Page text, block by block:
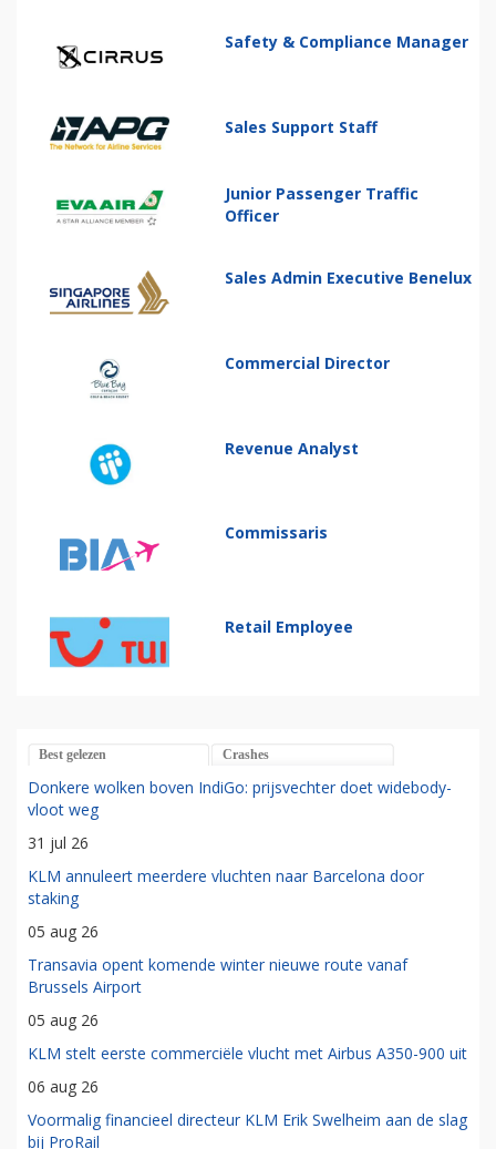
Safety & Compliance Manager
Sales Support Staff
Junior Passenger Traffic
Officer
Sales Admin Executive Benelux
Commercial Director
Revenue Analyst
Commissaris
Retail Employee
Best gelezen Crashes
Donkere wolken boven IndiGo: prijsvechter doet widebody-
vloot weg
31 jul 26
KLM annuleert meerdere vluchten naar Barcelona door
staking
05 aug 26
Transavia opent komende winter nieuwe route vanaf
Brussels Airport
05 aug 26
KLM stelt eerste commerciële vlucht met Airbus A350-900 uit
06 aug 26
Voormalig financieel directeur KLM Erik Swelheim aan de slag
bij ProRail